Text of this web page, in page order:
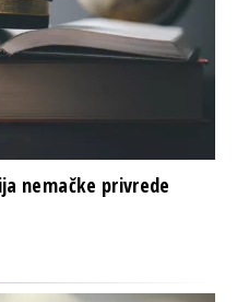
nemačke privrede